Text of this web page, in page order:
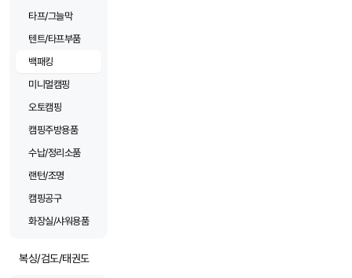
타프/그늘막
텐트/타프부품
백패킹
미니멀캠핑
오토캠핑
캠핑주방용품
수납/정리소품
랜턴/조명
캠핑공구
화장실/샤워용품
복싱/검도/태권도